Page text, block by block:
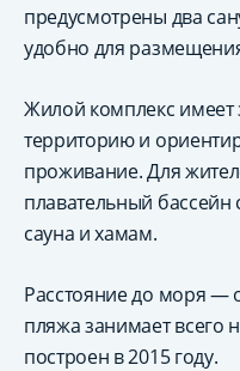
предусмотрены два
удобно для
Жилой комплекс
территорию и
проживание. Для
плавательный
сауна и хамам.
Расстояние до моря —
пляжа занимает всего
построен в 2015 году.